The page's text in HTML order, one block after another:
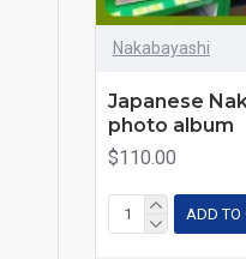
Nakabayashi
Japanese
photo album
$110.00
ADD TO